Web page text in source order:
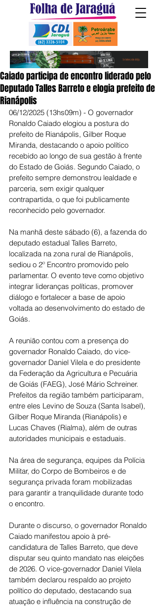
Caiado participa de encontro liderado pelo
Deputado Talles Barreto e elogia prefeito de
Rianápolis
06/12/2025 (13hs09m) - O governador
Ronaldo Caiado elogiou a postura do
prefeito de Rianápolis, Gilber Roque
Miranda, destacando o apoio político
recebido ao longo de sua gestão à frente
do Estado de Goiás. Segundo Caiado, o
prefeito sempre demonstrou lealdade e
parceria, sem exigir qualquer
contrapartida, o que foi publicamente
reconhecido pelo governador.
Na manhã deste sábado (6), a fazenda do
deputado estadual Talles Barreto,
localizada na zona rural de Rianápolis,
sediou o 2º Encontro promovido pelo
parlamentar. O evento teve como objetivo
integrar lideranças políticas, promover
diálogo e fortalecer a base de apoio
voltada ao desenvolvimento do estado de
Goiás.
A reunião contou com a presença do
governador Ronaldo Caiado, do vice-
governador Daniel Vilela e do presidente
da Federação da Agricultura e Pecuária
de Goiás (FAEG), José Mário Schreiner.
Prefeitos da região também participaram,
entre eles Levino de Souza (Santa Isabel),
Gilber Roque Miranda (Rianápolis) e
Lucas Chaves (Rialma), além de outras
autoridades municipais e estaduais.
Na área de segurança, equipes da Polícia
Militar, do Corpo de Bombeiros e de
segurança privada foram mobilizadas
para garantir a tranquilidade durante todo
o encontro.
Durante o discurso, o governador Ronaldo
Caiado manifestou apoio à pré-
candidatura de Talles Barreto, que deve
disputar seu quinto mandato nas eleições
de 2026. O vice-governador Daniel Vilela
também declarou respaldo ao projeto
político do deputado, destacando sua
atuação e influência na construção de